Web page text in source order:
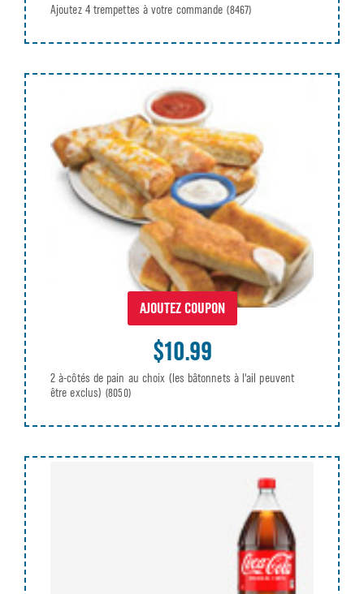
Ajoutez 4 trempettes à votre commande (8467)
AJOUTEZ COUPON
$10.99
2 à-côtés de pain au choix (les bâtonnets à l'ail peuvent
être exclus) (8050)